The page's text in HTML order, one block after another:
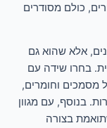
כולם מסודרים
אלא שהוא גם
בחרו שידה עם
מסמכים וחומרים,
בנוסף, עם מגוון
בצורה